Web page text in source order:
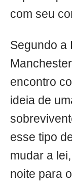
com seu
Segundo a
encontro
ideia de
esse tipo
mudar a
noite para